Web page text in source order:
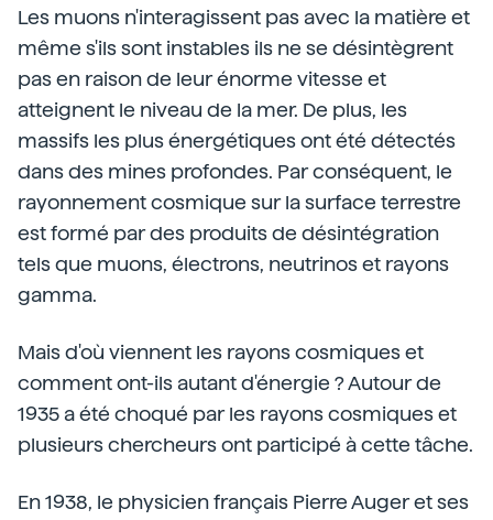
Les muons n'interagissent pas avec la matière et
même s'ils sont instables ils ne se désintègrent
pas en raison de leur énorme vitesse et
atteignent le niveau de la mer. De plus, les
massifs les plus énergétiques ont été détectés
dans des mines profondes. Par conséquent, le
rayonnement cosmique sur la surface terrestre
est formé par des produits de désintégration
tels que muons, électrons, neutrinos et rayons
gamma.
Mais d'où viennent les rayons cosmiques et
comment ont-ils autant d'énergie ? Autour de
1935 a été choqué par les rayons cosmiques et
plusieurs chercheurs ont participé à cette tâche.
En 1938, le physicien français Pierre Auger et ses